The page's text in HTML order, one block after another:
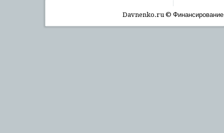
Davnenko.ru © Финансирοвание,